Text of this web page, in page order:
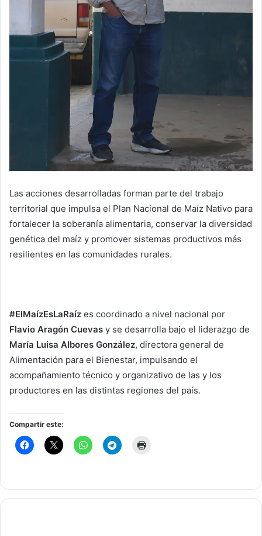
Las acciones desarrolladas forman parte del trabajo
territorial que impulsa el Plan Nacional de Maíz Nativo para
fortalecer la soberanía alimentaria, conservar la diversidad
genética del maíz y promover sistemas productivos más
resilientes en las comunidades rurales.
#ElMaízEsLaRaíz es coordinado a nivel nacional por
Flavio Aragón Cuevas y se desarrolla bajo el liderazgo de
María Luisa Albores González, directora general de
Alimentación para el Bienestar, impulsando el
acompañamiento técnico y organizativo de las y los
productores en las distintas regiones del país.
Compartir este: